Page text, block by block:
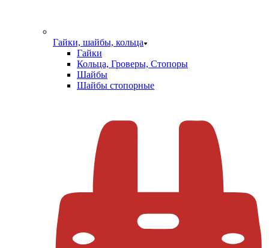
Гайки, шайбы, кольца
Гайки
Кольца, Гроверы, Стопоры
Шайбы
Шайбы стопорные